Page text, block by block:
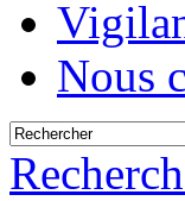
Nous